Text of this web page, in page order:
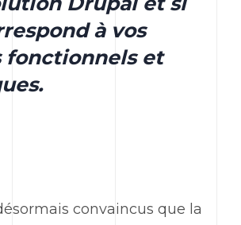
à vos
fonctionnels et
convaincus que la